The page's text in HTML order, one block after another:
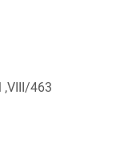
,VIII/463